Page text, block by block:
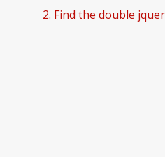
2. Find the double